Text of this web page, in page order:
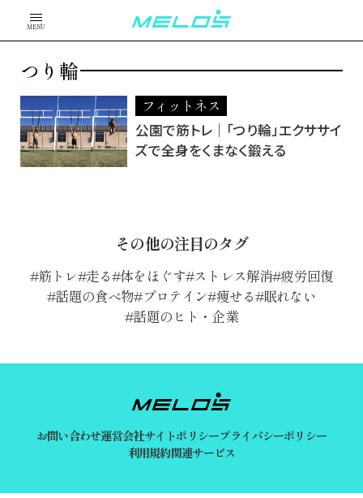
MENU
つり輪
フィットネス
公園で筋トレ│「つり輪」エクササイ
ズで全身をくまなく鍛える
その他の注目のタグ
筋トレ 走る 体をほぐす ストレス解消 疲労回復
話題の食べ物 プロテイン 痩せる 眠れない
話題のヒト・企業
お問い合わせ運営会社サイトポリシープライバシーポリシー
利用規約関連サービス